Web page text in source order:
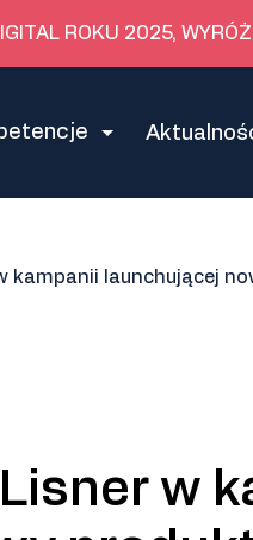
ROKU 2025,
kampanii launchującej
w